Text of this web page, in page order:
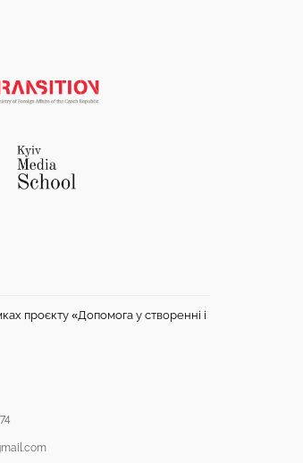
проєкту «Допомога у створенні і